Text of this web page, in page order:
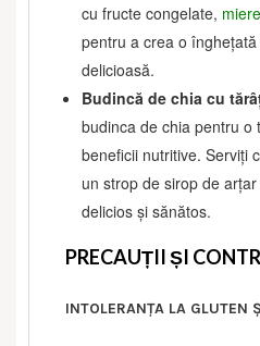
cu fructe congelate, miere
pentru a crea o
delicioasă.
Budincă de chia cu
budinca de chia pentru o
beneficii nutritive. Serviți
un strop de sirop de
delicios și sănătos.
PRECAUȚII ȘI
INTOLERANȚA LA GLUTEN